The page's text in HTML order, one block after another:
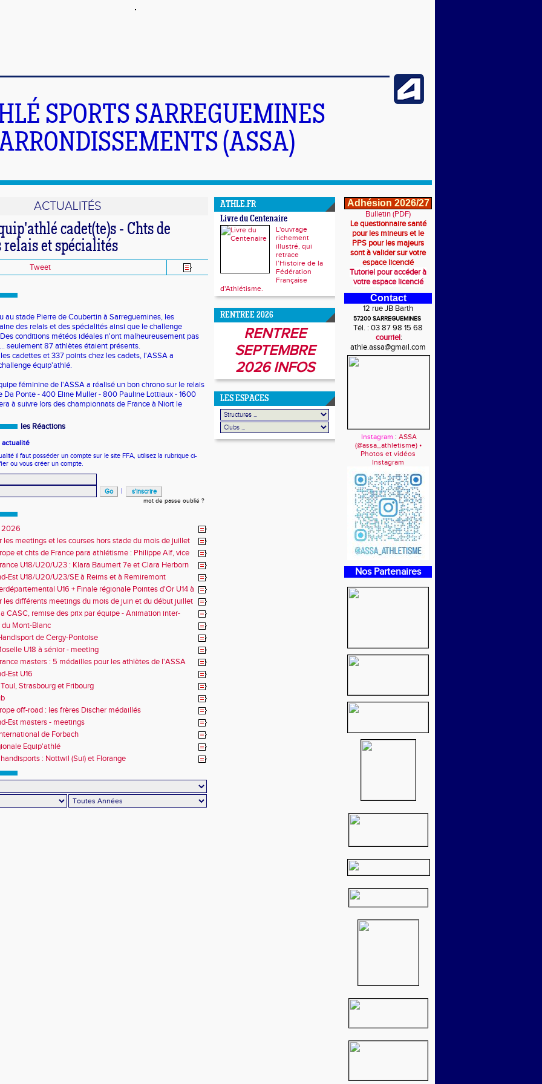
SPORTS SARREGUEMINES
(ASSA)
ACTUALITÉS
cadet(te)s - Chts de
relais et spécialités
Tweet
au stade Pierre de Coubertin à Sarreguemines, les
des relais et des spécialités ainsi que le challenge
conditions météos idéales n'ont malheureusement pas
seulement 87 athlètes étaient présents.
cadettes et 337 points chez les cadets, l'ASSA a
équip'athlé.
féminine de l'ASSA a réalisé un bon chrono sur le relais
Da Ponte - 400 Eline Muller - 800 Pauline Lottiaux - 1600
à suivre lors des championnats de France à Niort le
les Réactions
actualité
il faut posséder un compte sur le site FFA, utilisez la rubrique ci-
ou vous créer un compte.
|
mot de passe oublié ?
2026
les meetings et les courses hors stade du mois de juillet
et chts de France para athlétisme : Philippe Alf, vice
et multiples médaillés aux France
U18/U20/U23 : Klara Baumert 7e et Clara Herborn
Est U18/U20/U23/SE à Reims et à Remiremont
U16 + Finale régionale Pointes d'Or U14 à
les différents meetings du mois de juin et du début juillet
CASC, remise des prix par équipe - Animation inter-
Mont-Blanc
de Cergy-Pontoise
U18 à sénior - meeting
masters : 5 médailles pour les athlètes de l'ASSA
Est U16
Strasbourg et Fribourg
off-road : les frères Discher médaillés
Est masters - meetings
de Forbach
Equip'athlé
: Nottwil (Sui) et Florange
ATHLE.FR
Livre du Centenaire
L'ouvrage
richement
illustré, qui
retrace
l’Histoire de la
Fédération
Française
d'Athlétisme.
RENTREE 2026
RENTREE
SEPTEMBRE
2026 INFOS
LES ESPACES
Adhésion 2026/27
Bulletin (PDF)
Le questionnaire santé
pour les mineurs et le
PPS pour les majeurs
sont à valider sur votre
espace licencié
Tutoriel pour accéder à
votre espace licencié
Contact
12 rue JB Barth
57200 SARREGUEMINES
Tél. : 03 87 98 15 68
courriel:
athle.assa@gmail.com
Instagram : ASSA
(@assa_athletisme) •
Photos et vidéos
Instagram
Nos Partenaires